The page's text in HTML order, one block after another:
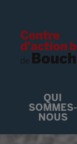
QUI
SOMMES-
NOUS